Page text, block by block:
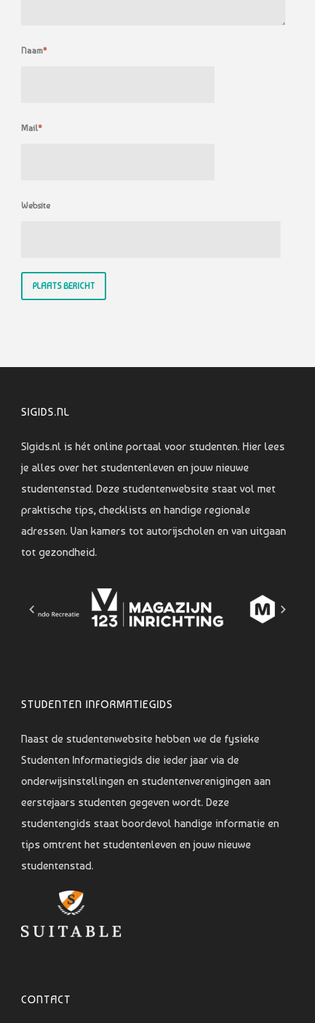
Naam*
Mail*
Website
SIGIDS.NL
SIgids.nl is hét online portaal voor studenten. Hier lees
je alles over het studentenleven en jouw nieuwe
studentenstad. Deze studentenwebsite staat vol met
praktische tips, checklists en handige regionale
adressen. Van kamers tot autorijscholen en van uitgaan
tot gezondheid.
STUDENTEN INFORMATIEGIDS
Naast de studentenwebsite hebben we de fysieke
Studenten Informatiegids die ieder jaar via de
onderwijsinstellingen en studentenverenigingen aan
eerstejaars studenten gegeven wordt. Deze
studentengids staat boordevol handige informatie en
tips omtrent het studentenleven en jouw nieuwe
studentenstad.
CONTACT